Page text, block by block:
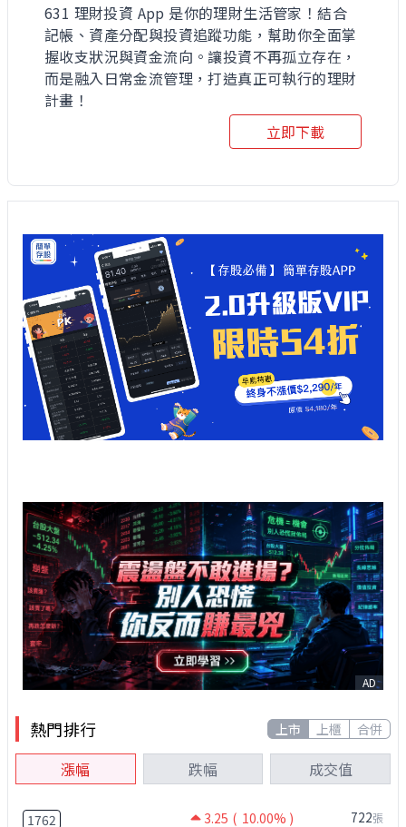
631 理財投資 App 是你的理財生活管家！結合
記帳、資產分配與投資追蹤功能，幫助你全面掌
握收支狀況與資金流向。讓投資不再孤立存在，
而是融入日常金流管理，打造真正可執行的理財
計畫！
立即下載
AD
熱門排行 上市 上櫃 合併
漲幅 跌幅 成交值
1762 3.25 ( 10.00% ) 722張